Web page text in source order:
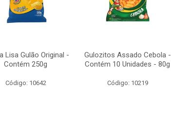
Lisa Gulão Original -
Contém 250g
Código: 10642
Gulozitos Assado Cebola -
Contém 10 Unidades - 80g
Código: 10219